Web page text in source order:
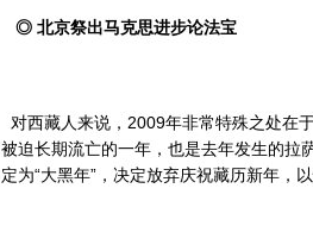
◎ 北京祭出马克思进步论法宝
对西藏人来说，2009年非常特殊之处在
被迫长期流亡的一年，也是去年发生的拉
定为“大黑年”，决定放弃庆祝藏历新年，